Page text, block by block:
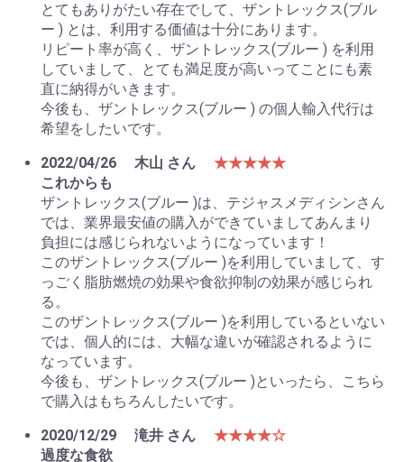
とてもありがたい存在でして、ザントレックス(ブル
ー ) とは、利用する価値は十分にあります。
リピート率が高く、ザントレックス(ブルー ) を利用
していまして、とても満足度が高いってことにも素
直に納得がいきます。
今後も、ザントレックス(ブルー ) の個人輸入代行は
希望をしたいです。
2022/04/26
木山 さん
★★★★★
これからも
ザントレックス(ブルー )は、テジャスメディシンさん
では、業界最安値の購入ができていましてあんまり
負担には感じられないようになっています！
このザントレックス(ブルー )を利用していまして、す
っごく脂肪燃焼の効果や食欲抑制の効果が感じられ
る。
このザントレックス(ブルー )を利用しているといない
では、個人的には、大幅な違いが確認されるように
なっています。
今後も、ザントレックス(ブルー )といったら、こちら
で購入はもちろんしたいです。
2020/12/29
滝井 さん
★★★★☆
過度な食欲